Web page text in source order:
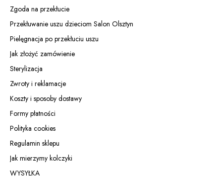
Zgoda na przekłucie
Przekłuwanie uszu dzieciom Salon Olsztyn
Pielęgnacja po przekłuciu uszu
Jak złożyć zamówienie
Sterylizacja
Zwroty i reklamacje
Koszty i sposoby dostawy
Formy płatności
Polityka cookies
Regulamin sklepu
Jak mierzymy kolczyki
WYSYŁKA